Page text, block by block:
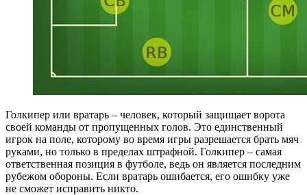
Голкипер или вратарь – человек, который защищает ворота
своей команды от пропущенных голов. Это единственный
игрок на поле, которому во время игры разрешается брать мяч
руками, но только в пределах штрафной. Голкипер – самая
ответственная позиция в футболе, ведь он является последним
рубежом обороны. Если вратарь ошибается, его ошибку уже
не сможет исправить никто.